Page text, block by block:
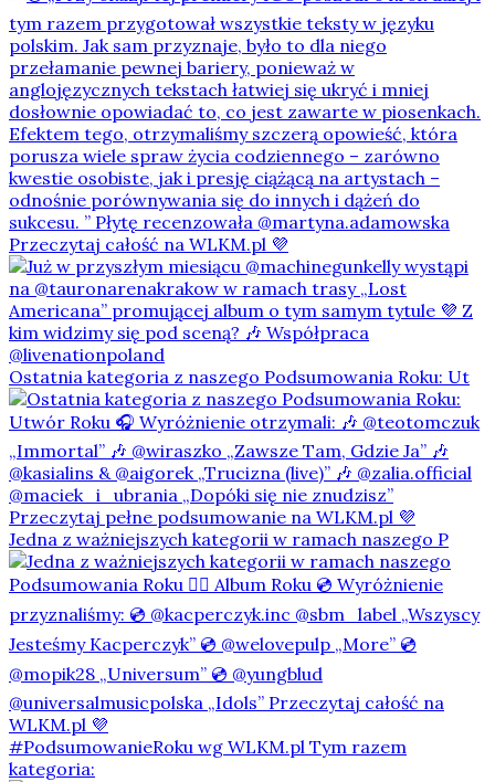
Ostatnia kategoria z naszego Podsumowania Roku: Ut
Jedna z ważniejszych kategorii w ramach naszego P
#PodsumowanieRoku wg WLKM.pl Tym razem
kategoria: